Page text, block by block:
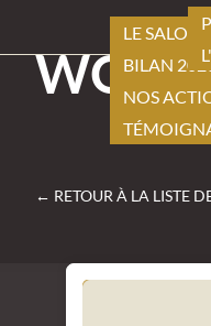
LISTE DES EXPOSANTS
WOOD
← RETOUR À LA LISTE
LE SALON
BILAN
NOS